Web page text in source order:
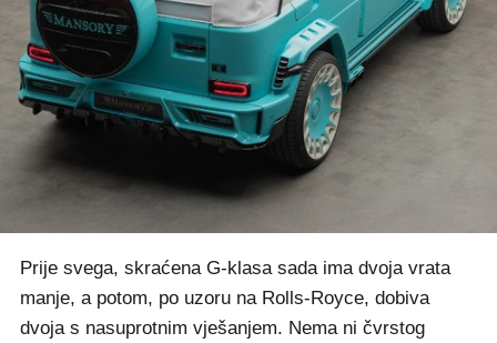
Prije svega, skraćena G-klasa sada ima dvoja vrata
manje, a potom, po uzoru na Rolls-Royce, dobiva
dvoja s nasuprotnim vješanjem. Nema ni čvrstog